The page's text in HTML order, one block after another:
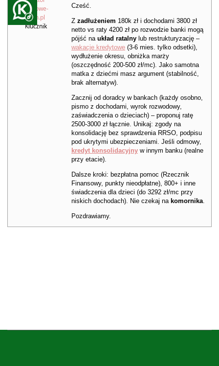
Kredytowe-
Forum.pl
Klucznik
Cześć.
Z zadłużeniem 180k zł i dochodami 3800 zł
netto vs raty 4200 zł po rozwodzie banki mogą
pójść na układ ratalny lub restrukturyzację –
wakacje kredytowe (3-6 mies. tylko odsetki),
wydłużenie okresu, obniżka marży
(oszczędność 200-500 zł/mc). Jako samotna
matka z dziećmi masz argument (stabilność,
brak alternatyw).
Zacznij od doradcy w bankach (każdy osobno,
pismo z dochodami, wyrok rozwodowy,
zaświadczenia o dzieciach) – proponuj ratę
2500-3000 zł łącznie. Unikaj: zgody na
konsolidację bez sprawdzenia RRSO, podpisu
pod ukrytymi ubezpieczeniami. Jeśli odmowy,
kredyt konsolidacyjny w innym banku (realne
przy etacie).
Dalsze kroki: bezpłatna pomoc (Rzecznik
Finansowy, punkty nieodpłatne), 800+ i inne
świadczenia dla dzieci (do 3292 zł/mc przy
niskich dochodach). Nie czekaj na komornika.
Pozdrawiamy.